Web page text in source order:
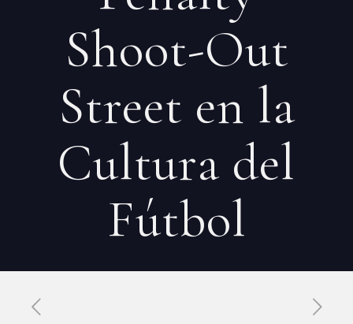
Shoot-Out
Street en la
Cultura del
Fútbol